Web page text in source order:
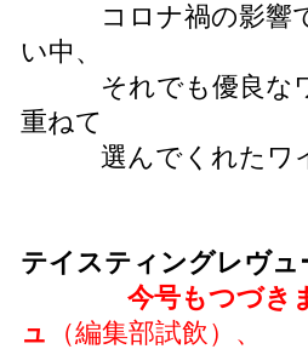
コロナ禍の影響で
い中、
それでも優良なワ
重ねて
選んでくれたワイ
テイスティングレヴュ
今号もつづきます
ュ
（編集部試飲）、